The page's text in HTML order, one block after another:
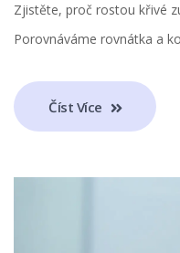
Zjistěte, proč rostou křivé
Porovnáváme rovnátka a
Číst Více